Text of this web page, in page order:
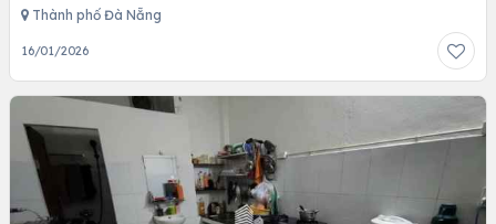
Thành phố Đà Nẵng
16/01/2026